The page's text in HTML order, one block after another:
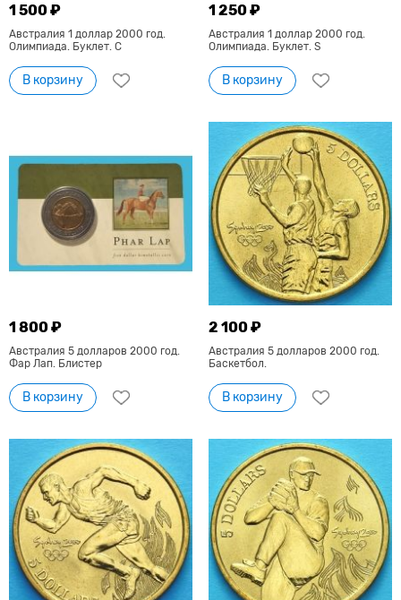
1 500 ₽
Австралия 1 доллар 2000 год.
Олимпиада. Буклет. C
В корзину
1 250 ₽
Австралия 1 доллар 2000 год.
Олимпиада. Буклет. S
В корзину
1 800 ₽
Австралия 5 долларов 2000 год.
Фар Лап. Блистер
В корзину
2 100 ₽
Австралия 5 долларов 2000 год.
Баскетбол.
В корзину